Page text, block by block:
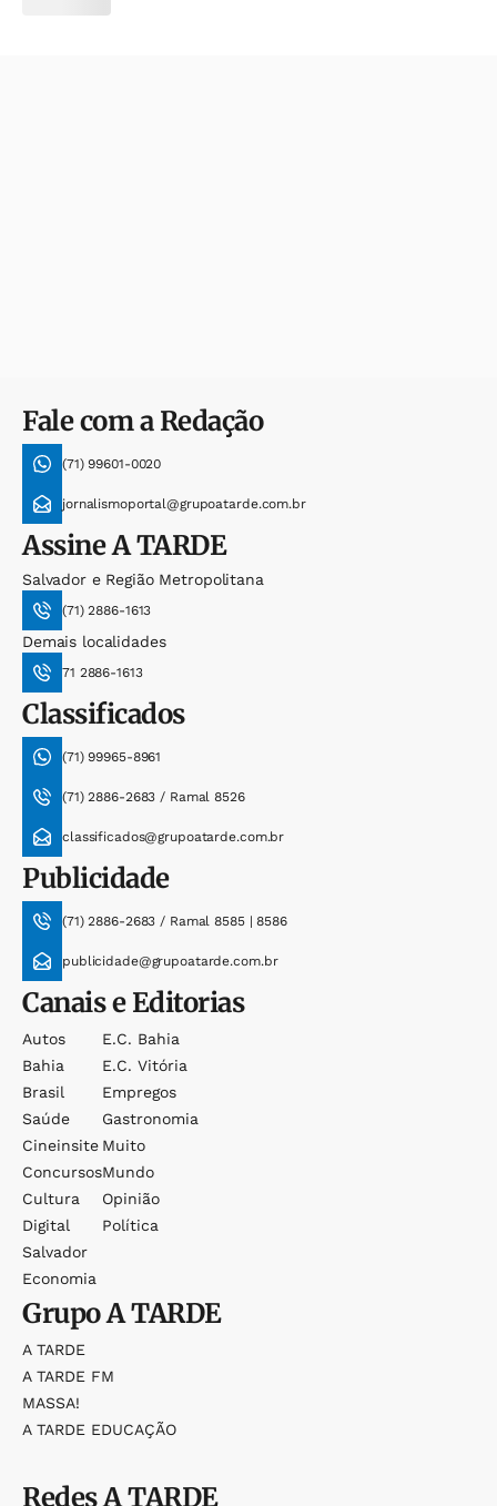
Fale com a Redação
(71) 99601-0020
jornalismoportal@grupoatarde.com.br
AssineA TARDE
Salvador e Região Metropolitana
(71) 2886-1613
Demais localidades
71 2886-1613
Classificados
(71) 99965-8961
(71) 2886-2683 / Ramal 8526
classificados@grupoatarde.com.br
Publicidade
(71) 2886-2683 / Ramal 8585 | 8586
publicidade@grupoatarde.com.br
Canais e Editorias
Autos
Bahia
Brasil
Saúde
Cineinsite
Concursos
Cultura
Digital
Salvador
Economia
E.c. Bahia
E.c. Vitória
Empregos
Gastronomia
Muito
Mundo
Opinião
Política
GrupoA TARDE
A TARDE
A TARDE FM
MASSA!
A TARDE EDUCAÇÃO
RedesA TARDE